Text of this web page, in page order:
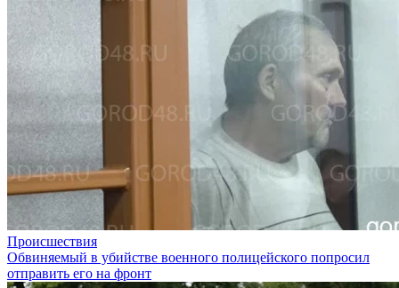
Происшествия
Обвиняемый в убийстве военного полицейского попросил
отправить его на фронт